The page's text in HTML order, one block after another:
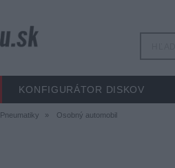
Pneumatiky Osobný automobil
KONFIGURÁTOR DISKOV